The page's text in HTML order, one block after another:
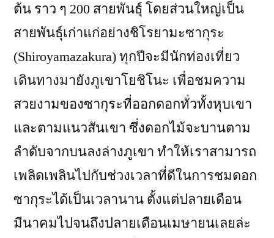
ต้น ราว ๆ 200 สายพันธุ์ โดยส่วนใหญ่เป็น
สายพันธุ์เก่าแก่อย่างชิโรยามะซากุระ
(Shiroyamazakura) ทุกปีจะมีนักท่องเที่ยว
เดินทางมายังภูเขาโยชิโนะ เพื่อชมความ
สวยงามของซากุระที่ออกดอกทั่วทั้งหุบเขา
และตามแนวสันเขา ซึ่งดอกไม้จะบานตาม
ลำดับจากบนลงล่างภูเขา ทำให้เราสามารถ
เพลิดเพลินไปกับช่วงเวลาที่ดีในการชมดอก
ซากุระได้เป็นเวลานาน ตั้งแต่ปลายเดือน
มีนาคมไปจนถึงปลายเดือนเมษายนเลยล่ะ